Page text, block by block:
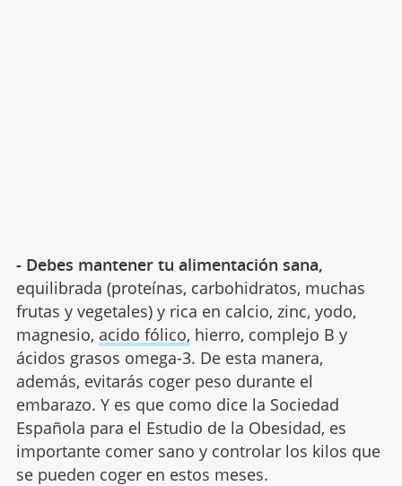
- Debes mantener tu alimentación sana,
equilibrada (proteínas, carbohidratos, muchas
frutas y vegetales) y rica en calcio, zinc, yodo,
magnesio, acido fólico, hierro, complejo B y
ácidos grasos omega-3. De esta manera,
además, evitarás coger peso durante el
embarazo. Y es que como dice la Sociedad
Española para el Estudio de la Obesidad, es
importante comer sano y controlar los kilos que
se pueden coger en estos meses.